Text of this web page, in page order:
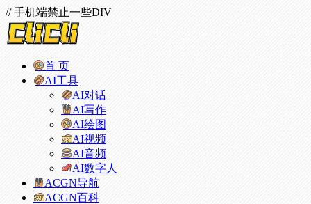
// 手机端禁止一些DIV
首 页
AI工具
AI对话
AI写作
AI绘图
AI视频
AI音频
AI数字人
ACGN导航
ACGN百科